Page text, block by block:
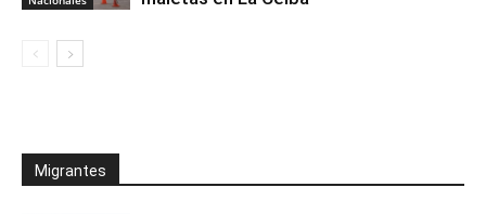
Migrantes